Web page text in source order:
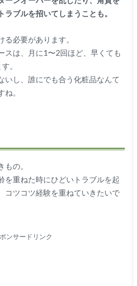
ブルを招いてしまうことも。
る必要があります。
スは、月に1〜2回ほど、早くても
。
いし、誰にでも合う化粧品なんて
。
の。
を重ねた時にひどいトラブルを起
コツコツ経験を重ねていきたいで
ンサードリンク